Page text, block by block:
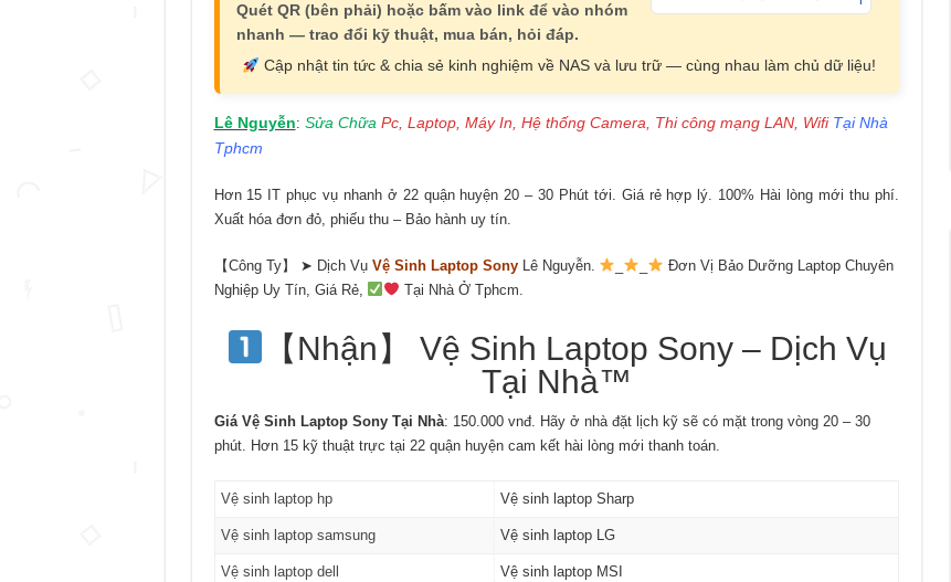
Quét QR (bên phải) hoặc bấm vào link để vào nhóm
nhanh — trao đổi kỹ thuật, mua bán, hỏi đáp.
Cập nhật tin tức & chia sẻ kinh nghiệm về NAS và lưu trữ — cùng nhau làm chủ dữ liệu!
Lê Nguyễn: Sửa Chữa Pc, Laptop, Máy In, Hệ thống Camera, Thi công mạng LAN, Wifi Tại Nhà
Tphcm
Hơn 15 IT phục vụ nhanh ở 22 quận huyện 20 – 30 Phút tới. Giá rẻ hợp lý. 100% Hài lòng mới thu phí.
Xuất hóa đơn đỏ, phiếu thu – Bảo hành uy tín.
【Công Ty】 ➤ Dịch Vụ Vệ Sinh Laptop SonyLê Nguyễn.
Đơn Vị Bảo Dưỡng Laptop Chuyên
Nghiệp Uy Tín, Giá Rẻ,
Tại Nhà Ở Tphcm.
【Nhận】 Vệ Sinh Laptop Sony – Dịch Vụ
Tại Nhà™
Giá Vệ Sinh Laptop Sony Tại Nhà: 150.000 vnđ. Hãy ở nhà đặt lịch kỹ sẽ có mặt trong vòng 20 – 30
phút. Hơn 15 kỹ thuật trực tại 22 quận huyện cam kết hài lòng mới thanh toán.
Vệ sinh laptop hp Vệ sinh laptop Sharp
Vệ sinh laptop samsung Vệ sinh laptop LG
Vệ sinh laptop dell Vệ sinh laptop MSI